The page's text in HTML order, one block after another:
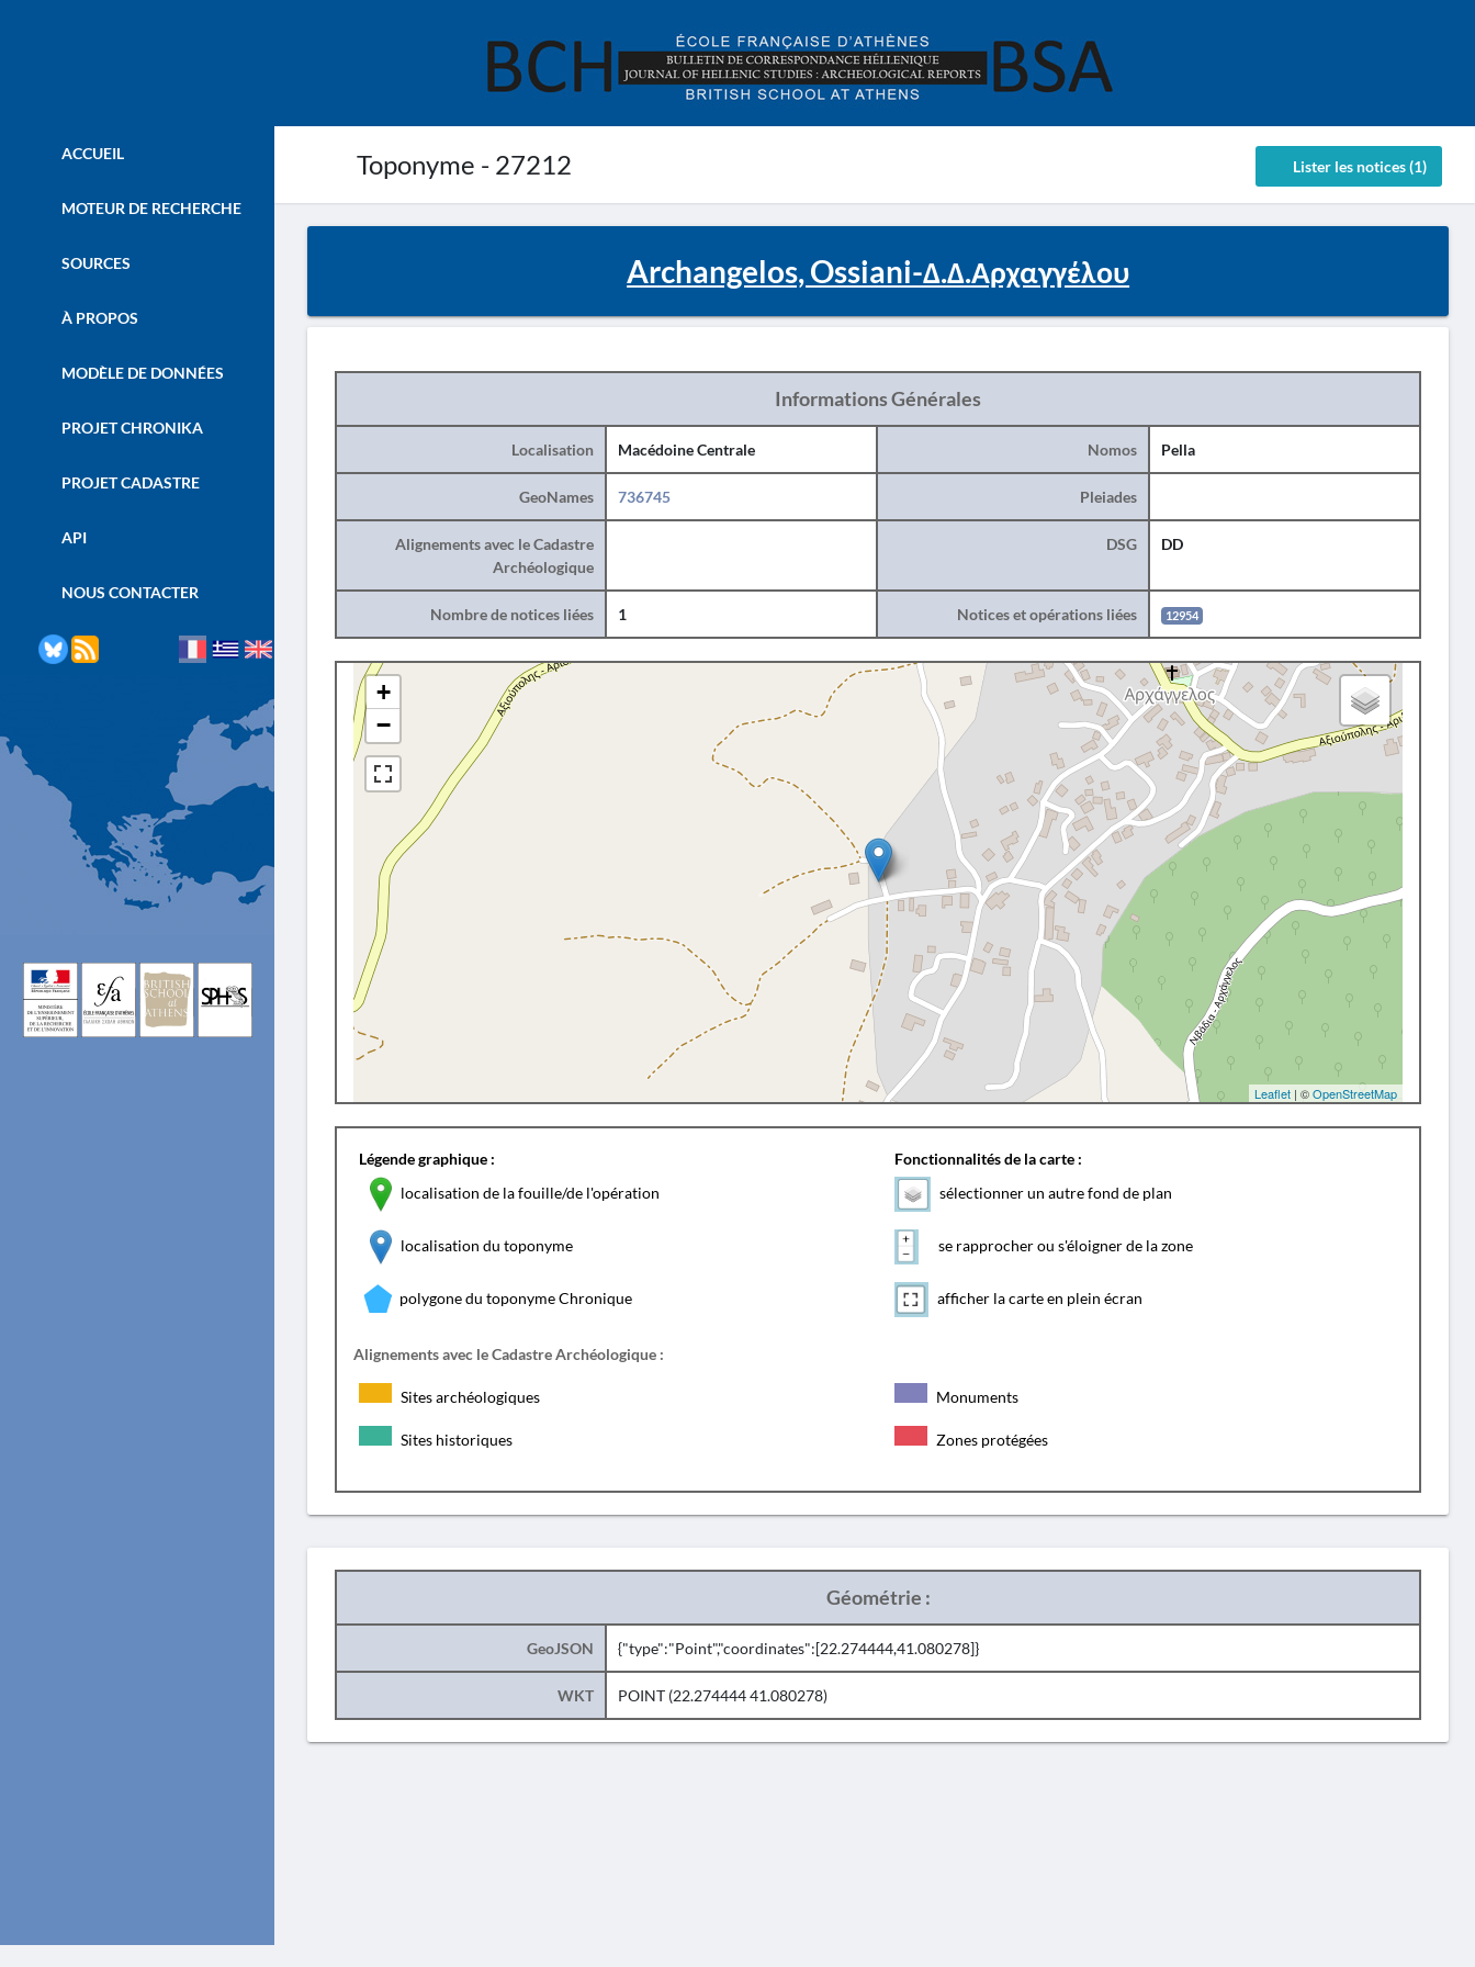
Toponyme - 27212 Lister les notices (1)
ACCUEIL
MOTEUR DE RECHERCHE
SOURCES
À PROPOS
MODÈLE DE DONNÉES
PROJET CHRONIKA
PROJET CADASTRE
API
NOUS CONTACTER
Archangelos, Ossiani-Δ.Δ.Αρχαγγέλου
Informations Générales
Localisation Macédoine Centrale Nomos Pella
GeoNames 736745 Pleiades
Alignements avec le Cadastre
Archéologique
DSG DD
Nombre de notices liées 1 Notices et opérations liées 12954
+
−
Leaflet | ©OpenStreetMap
Légende graphique :
localisation de la fouille/de l'opération
localisation du toponyme
polygone du toponyme Chronique
Fonctionnalités de la carte :
sélectionner un autre fond de plan
se rapprocher ou s'éloigner de la zone
afficher la carte en plein écran
Alignements avec le Cadastre Archéologique :
Sites archéologiques Monuments
Sites historiques Zones protégées
Géométrie :
GeoJSON {"type":"Point","coordinates":[22.274444,41.080278]}
WKT POINT (22.274444 41.080278)